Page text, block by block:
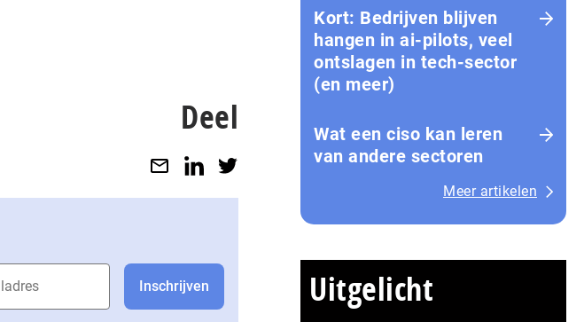
Deel
Kort: Bedrijven blijven
hangen in ai-pilots, veel
ontslagen in tech-sector
(en meer)
Wat een ciso kan leren
van andere sectoren
Meer artikelen
Uitgelicht